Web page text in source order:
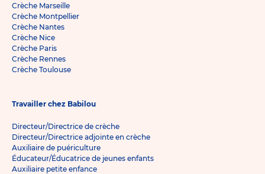
Crèche Marseille
Crèche Montpellier
Crèche Nantes
Crèche Nice
Crèche Paris
Crèche Rennes
Crèche Toulouse
Travailler chez Babilou
Directeur/Directrice de crèche
Directeur/Directrice adjointe en crèche
Auxiliaire de puériculture
Éducateur/Éducatrice de jeunes enfants
Auxiliaire petite enfance